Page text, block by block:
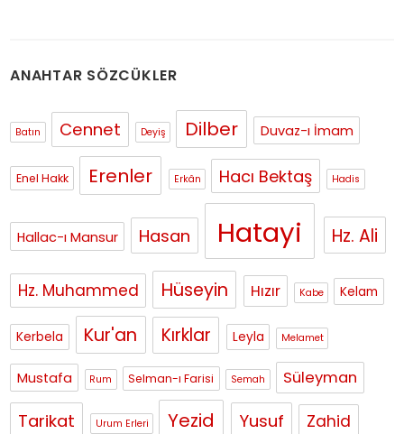
ANAHTAR SÖZCÜKLER
Batın Cennet Deyiş Dilber Duvaz-ı İmam
Enel Hakk Erenler Erkân Hacı Bektaş Hadis
Hallac-ı Mansur Hasan Hatayi Hz. Ali
Hz. Muhammed Hüseyin Hızır Kabe Kelam
Kerbela Kur'an Kırklar Leyla Melamet
Mustafa Rum Selman-ı Farisi Semah Süleyman
Tarikat Urum Erleri Yezid Yusuf Zahid